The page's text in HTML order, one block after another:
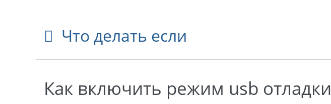
Что делать если
Как включить режим usb отладки